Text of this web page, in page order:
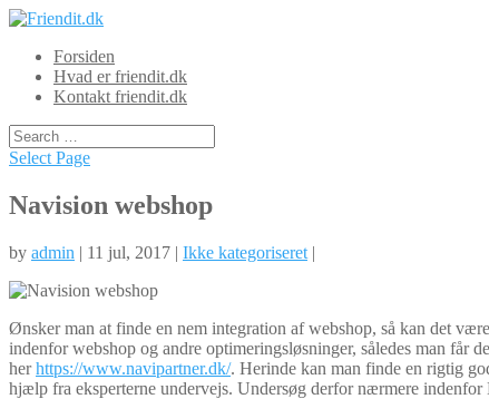
Forsiden
Hvad er friendit.dk
Kontakt friendit.dk
Select Page
Navision webshop
by admin | 11 jul, 2017 | Ikke kategoriseret |
Ønsker man at finde en nem integration af webshop, så kan det
indenfor webshop og andre optimeringsløsninger, således man får
herhttps://www.navipartner.dk/. Herinde kan man finde en rigtig
hjælp fra eksperterne undervejs. Undersøg derfor nærmere